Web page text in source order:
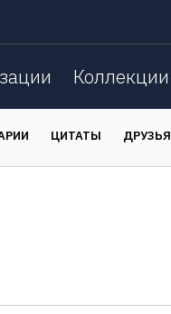
Коллекции
ЦИТАТЫ ДРУЗЬЯ